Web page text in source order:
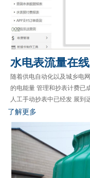
水电表流量在
随着供电自动化以及城乡电
的电能量 管理和抄表计费已
人工手动抄表中已经发 展到
了解更多